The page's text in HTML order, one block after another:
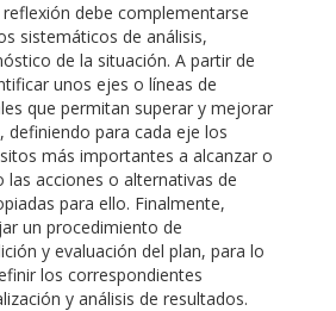
debe complementarse
sistemáticos de análisis,
de la situación. A partir de
unos ejes o líneas de
que permitan superar y mejorar
definiendo para cada eje los
más importantes a alcanzar o
las acciones o alternativas de
para ello. Finalmente,
un procedimiento de
y evaluación del plan, para lo
los correspondientes
y análisis de resultados.